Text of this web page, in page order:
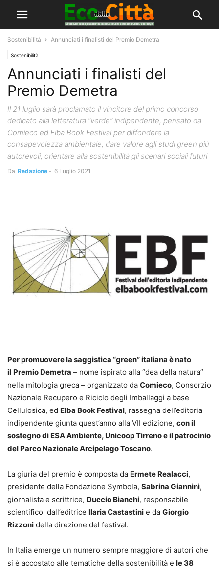
Sostenibilità Annunciati i finalisti del Premio Demetra
Sostenibilità
Annunciati i finalisti del
Premio Demetra
Il 21 luglio sarà proclamato il vincitore del primo concorso
dedicato alla letteratura “verde” indipendente, pensato da
Comieco ed Elba Book Festival per diffondere la
consapevolezza ambientale, dare valore agli studi green più
autorevoli, orientare alla sostenibilità gli scenari sociali futuri
Da Redazione - 6 Luglio 2021
Per promuovere la saggistica “green” italiana è nato
il Premio Demetra – nome ispirato alla “dea della natura”
nella mitologia greca – organizzato da Comieco, Consorzio
Nazionale Recupero e Riciclo degli Imballaggi a base
Cellulosica, ed Elba Book Festival, rassegna dell’editoria
indipendente giunta quest’anno alla VII edizione, con il
sostegno di ESA Ambiente, Unicoop Tirreno e il patrocinio
del Parco Nazionale Arcipelago Toscano.
La giuria del premio è composta da Ermete Realacci,
presidente della Fondazione Symbola, Sabrina Giannini,
giornalista e scrittrice, Duccio Bianchi, responsabile
scientifico, dall’editrice Ilaria Castastini e da Giorgio
Rizzoni della direzione del festival.
In Italia emerge un numero sempre maggiore di autori che
si è accostato alle tematiche della sostenibilità e le 38